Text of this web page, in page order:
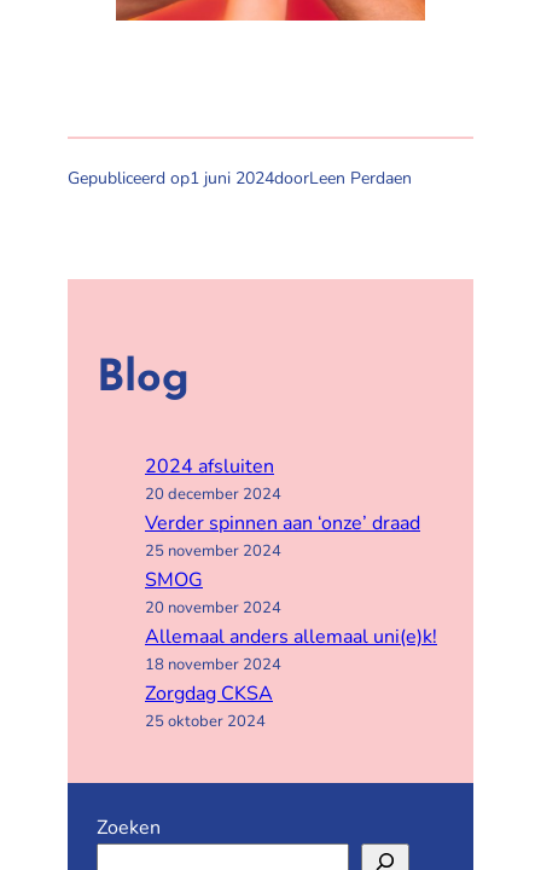
Gepubliceerd op1 juni 2024doorLeen Perdaen
Blog
2024 afsluiten
20 december 2024
Verder spinnen aan ‘onze’ draad
25 november 2024
SMOG
20 november 2024
Allemaal anders allemaal uni(e)k!
18 november 2024
Zorgdag CKSA
25 oktober 2024
Zoeken